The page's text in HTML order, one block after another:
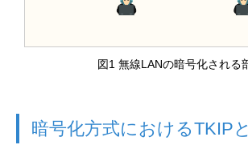
図1 無線LANの暗号化される
暗号化方式におけるTKIP